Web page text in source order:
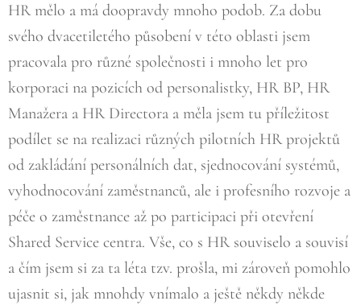
HR mělo a má doopravdy mnoho podob. Za dobu
svého dvacetiletého působení v této oblasti jsem
pracovala pro různé společnosti i mnoho let pro
korporaci na pozicích od personalistky, HR BP, HR
Manažera a HR Directora a měla jsem tu příležitost
podílet se na realizaci různých pilotních HR projektů
od zakládání personálních dat, sjednocování systémů,
vyhodnocování zaměstnanců, ale i profesního rozvoje a
péče o zaměstnance až po participaci při otevření
Shared Service centra. Vše, co s HR souviselo a souvisí
a čím jsem si za ta léta tzv. prošla, mi zároveň pomohlo
ujasnit si, jak mnohdy vnímalo a ještě někdy někde